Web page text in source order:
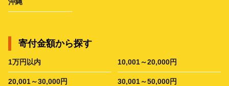
寄付金額から探す
1万円以内 10,001～20,000円
20,001～30,000円 30,001～50,000円